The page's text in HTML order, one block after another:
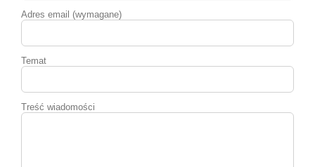
Adres email (wymagane)
Temat
Treść wiadomości